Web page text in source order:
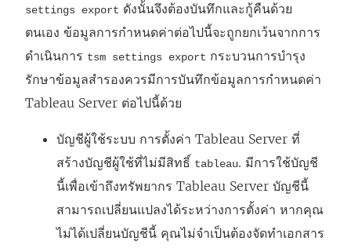
settings export ดังนั้นจึงต้องบันทึกและกู้คืนด้วย
ตนเอง ข้อมูลการกำหนดค่าต่อไปนี้จะถูกยกเว้นจากการ
ดำเนินการ tsm settings export กระบวนการบำรุง
รักษาข้อมูลสำรองควรมีการบันทึกข้อมูลการกำหนดค่า
Tableau Server ต่อไปนี้ด้วย
บัญชีผู้ใช้ระบบ การตั้งค่า Tableau Server ที่
สร้างบัญชีผู้ใช้ที่ไม่มีสิทธิ์ tableau. มีการใช้บัญชี
นี้เพื่อเข้าถึงทรัพยากร Tableau Server บัญชีนี้
สามารถเปลี่ยนแปลงได้ระหว่างการตั้งค่า หากคุณ
ไม่ได้เปลี่ยนบัญชีนี้ คุณไม่จำเป็นต้องจัดทำเอกสาร